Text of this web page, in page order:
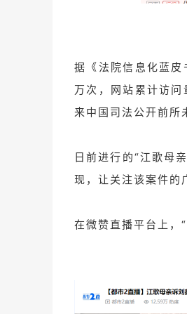
据《法院信息化蓝
万次，网站累计访
来中国司法公开前所
日前进行的“江歌母
现，让关注该案件的
在微赞直播平台上，